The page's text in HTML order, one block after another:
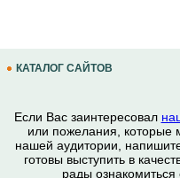
КАТАЛОГ САЙТОВ
Если Вас заинтересовал
или пожелания, которые
нашей аудитории,
готовы выступить в
рады